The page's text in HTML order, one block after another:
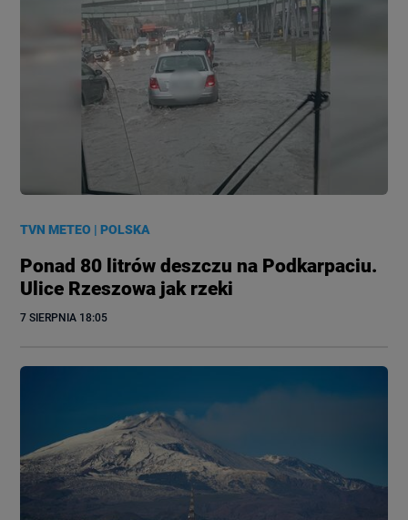
TVN METEO |POLSKA
Ponad 80 litrów deszczu na Podkarpaciu.
Ulice Rzeszowa jak rzeki
7 SIERPNIA 18:05